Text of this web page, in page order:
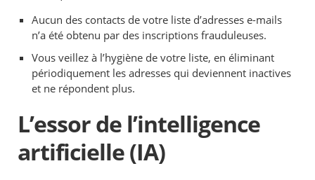
Aucun des contacts de votre liste d’adresses e-mails
n’a été obtenu par des inscriptions frauduleuses.
Vous veillez à l’hygiène de votre liste, en éliminant
périodiquement les adresses qui deviennent inactives
et ne répondent plus.
L’essor de l’intelligence
artificielle (IA)